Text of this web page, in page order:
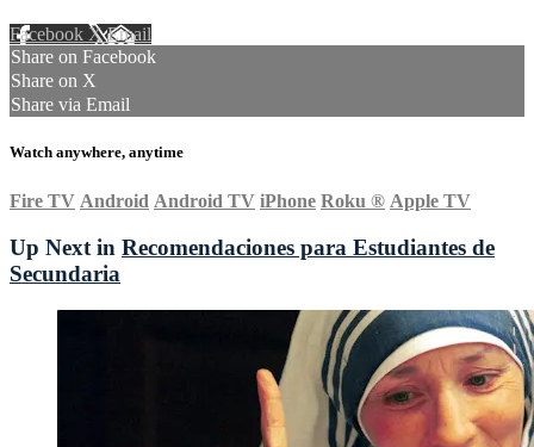
Facebook XEmail
Share on Facebook
Share on X
Share via Email
Watch anywhere, anytime
Fire TV Android Android TV iPhone Roku ® Apple TV
Up Next in Recomendaciones para Estudiantes de
Secundaria